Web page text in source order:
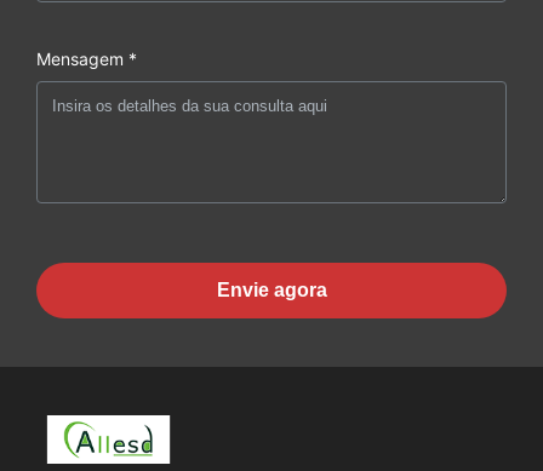
Mensagem *
Envie agora